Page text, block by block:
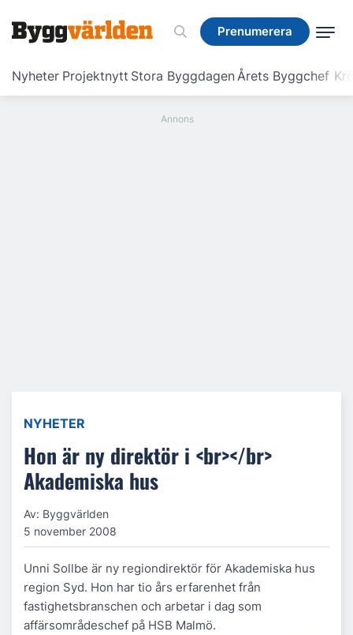
Prenumerera
Nyheter Projektnytt Stora ByggdagenÅrets Byggchef
Prenumerera
NYHETER
Hon är ny direktör i <br></br>
Akademiska hus
Av: Byggvärlden
5 november 2008
Unni Sollbe är ny regiondirektör för Akademiska hus
region Syd. Hon har tio års erfarenhet från
fastighetsbranschen och arbetar i dag som
affärsområdeschef på HSB Malmö.